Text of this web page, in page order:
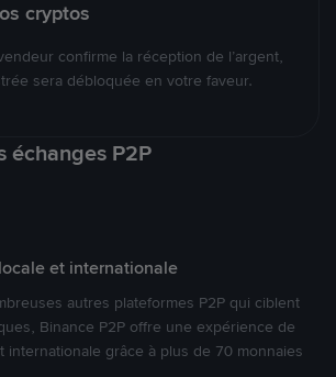
cryptos
confirme la réception de l’argent,
sera débloquée en votre faveur.
échanges P2P
et internationale
autres plateformes P2P qui ciblent
Binance P2P offre une expérience de
internationale grâce à plus de 70 monnaies